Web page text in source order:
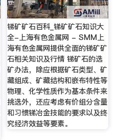
锑矿矿石百科_锑矿矿石知识大
全-上海有色金属网 - SMM上
海有色金属网提供全面的锑矿矿
石相关知识及行情 锑矿石的选
矿办法，除应根据矿石类型、矿
藏组成、矿藏结构和嵌布特性等
物理、化学性质作为基本条件来
挑选外，还应考虑有价组分含量
和习惯锑冶金技能的要求以及终
究经济效益等要素。